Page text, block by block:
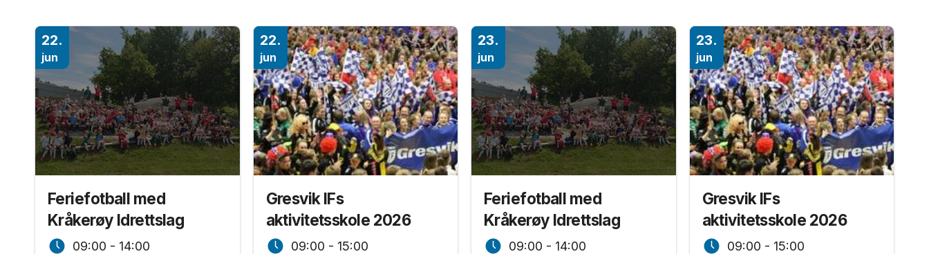
22.
jun
Feriefotball med
Kråkerøy Idrettslag
09:00 - 14:00
22.
jun
Gresvik IFs
aktivitetsskole 2026
09:00 - 15:00
23.
jun
Feriefotball med
Kråkerøy Idrettslag
09:00 - 14:00
23.
jun
Gresvik IFs
aktivitetsskole 2026
09:00 - 15:00